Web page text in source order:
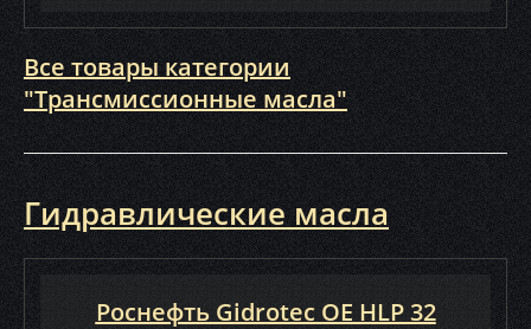
Все товары категории
"Трансмиссионные масла"
Гидравлические масла
Роснефть Gidrotec OE HLP 32